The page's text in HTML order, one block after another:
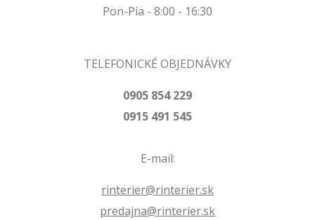
Pon-Pia - 8:00 - 16:30
TELEFONICKÉ OBJEDNÁVKY
0905 854 229
0915 491 545
E-mail:
rinterier@rinterier.sk
predajna@rinterier.sk